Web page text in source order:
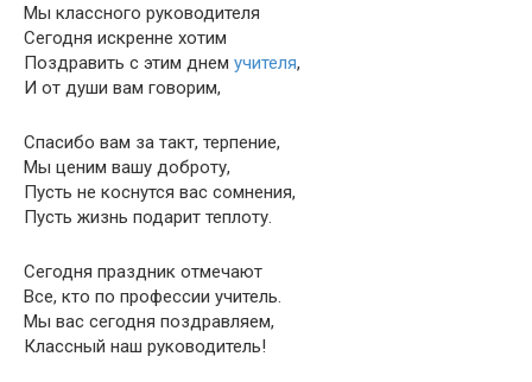
Мы классного руководителя
Сегодня искренне хотим
Поздравить с этим днем учителя,
И от души вам говорим,
Спасибо вам за такт, терпение,
Мы ценим вашу доброту,
Пусть не коснутся вас сомнения,
Пусть жизнь подарит теплоту.
Сегодня праздник отмечают
Все, кто по профессии учитель.
Мы вас сегодня поздравляем,
Классный наш руководитель!